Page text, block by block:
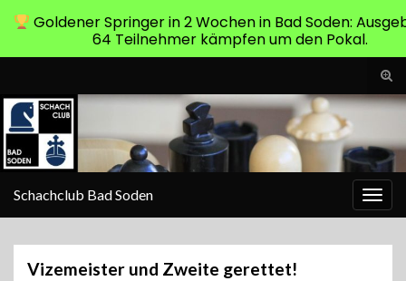
Schachclub Bad Soden
Vizemeister und Zweite gerettet!
Goldener Springer in 2 Wochen in Bad Soden:
64 Teilnehmer kämpfen um den Pokal.